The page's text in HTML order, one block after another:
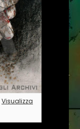
Visualizza